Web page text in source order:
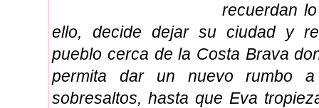
recuerdan
ello, decide dejar su ciudad y
pueblo cerca de la Costa Brava
permita dar un nuevo rumbo
sobresaltos, hasta que Eva